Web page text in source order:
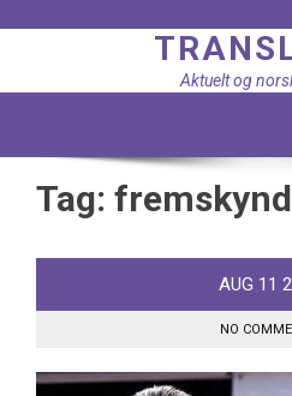
Aktuelt og
Tag:
AUG 11
NO